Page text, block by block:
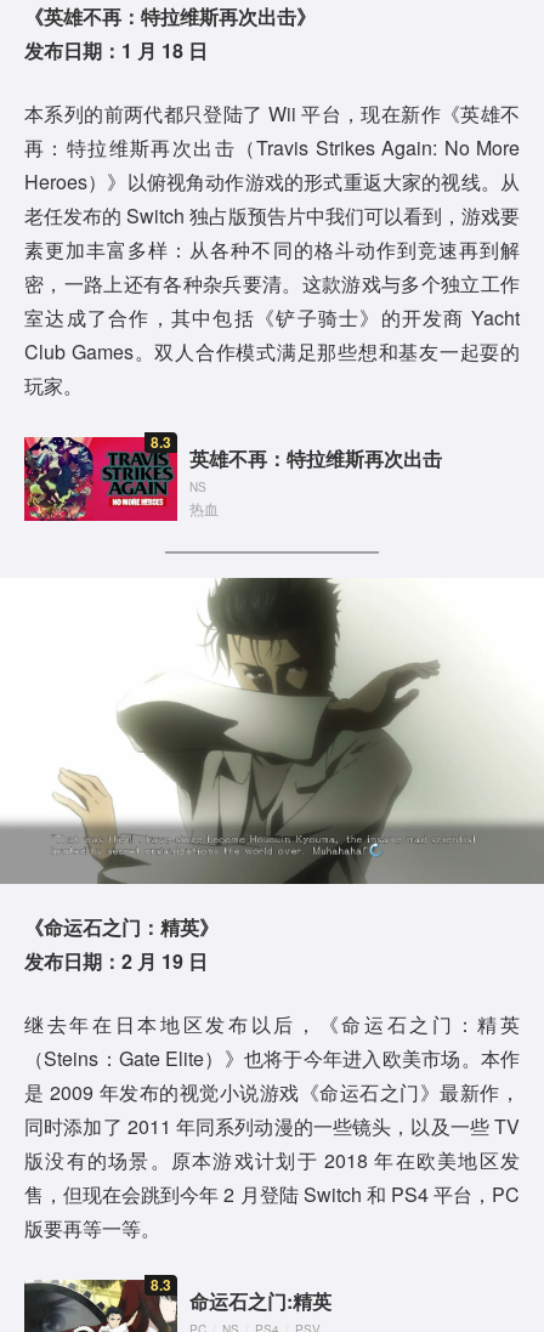
《英雄不再：特拉维斯再次出击》
发布日期：1 月 18 日
本系列的前两代都只登陆了 Wii 平台，现在新作《英雄不
再：特拉维斯再次出击（Travis Strikes Again: No More
Heroes）》以俯视角动作游戏的形式重返大家的视线。从
老任发布的 Switch 独占版预告片中我们可以看到，游戏要
素更加丰富多样：从各种不同的格斗动作到竞速再到解
密，一路上还有各种杂兵要清。这款游戏与多个独立工作
室达成了合作，其中包括《铲子骑士》的开发商 Yacht
Club Games。双人合作模式满足那些想和基友一起耍的
玩家。
8.3
英雄不再：特拉维斯再次出击
NS
热血
《命运石之门：精英》
发布日期：2 月 19 日
继去年在日本地区发布以后，《命运石之门：精英
（Steins：Gate Elite）》也将于今年进入欧美市场。本作
是 2009 年发布的视觉小说游戏《命运石之门》最新作，
同时添加了 2011 年同系列动漫的一些镜头，以及一些 TV
版没有的场景。原本游戏计划于 2018 年在欧美地区发
售，但现在会跳到今年 2 月登陆 Switch 和 PS4 平台，PC
版要再等一等。
8.3
命运石之门:精英